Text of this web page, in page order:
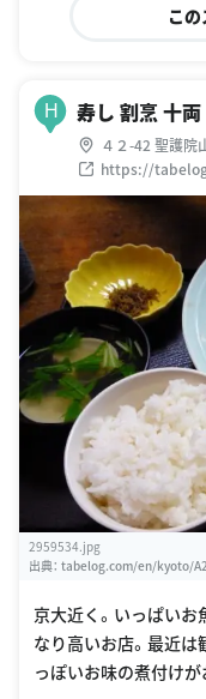
こ
H 寿し 割烹 十両
４２-42 聖護院
https://
2959534.jpg
出典： tabelog.com/en/kyoto/
京大近く。いっぱいお
なり高いお店。最近
っぽいお味の煮付けが